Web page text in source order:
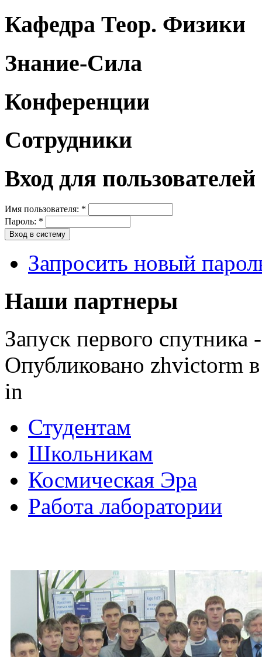
Кафедра Теор. Физики
Знание-Сила
Конференции
Сотрудники
Вход для пользователей
Имя пользователя: *
Пароль: *
Запросить новый
Наши партнеры
Запуск первого
Опубликовано zhvictorm
in
Студентам
Школьникам
Космическая Эра
Работа лаборатории